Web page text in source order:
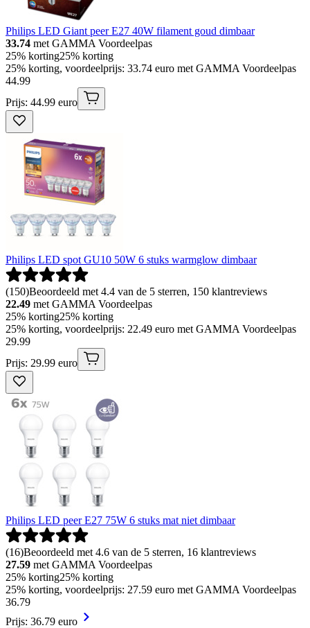
Philips LED Giant peer E27 40W filament goud dimbaar
33.74 met GAMMA Voordeelpas
25% korting25% korting
25% korting, voordeelprijs: 33.74 euro met GAMMA Voordeelpas
44.99
Prijs: 44.99 euro
Philips LED spot GU10 50W 6 stuks warmglow dimbaar
(150)Beoordeeld met 4.4 van de 5 sterren, 150 klantreviews
22.49 met GAMMA Voordeelpas
25% korting25% korting
25% korting, voordeelprijs: 22.49 euro met GAMMA Voordeelpas
29.99
Prijs: 29.99 euro
Philips LED peer E27 75W 6 stuks mat niet dimbaar
(16)Beoordeeld met 4.6 van de 5 sterren, 16 klantreviews
27.59 met GAMMA Voordeelpas
25% korting25% korting
25% korting, voordeelprijs: 27.59 euro met GAMMA Voordeelpas
36.79
Prijs: 36.79 euro